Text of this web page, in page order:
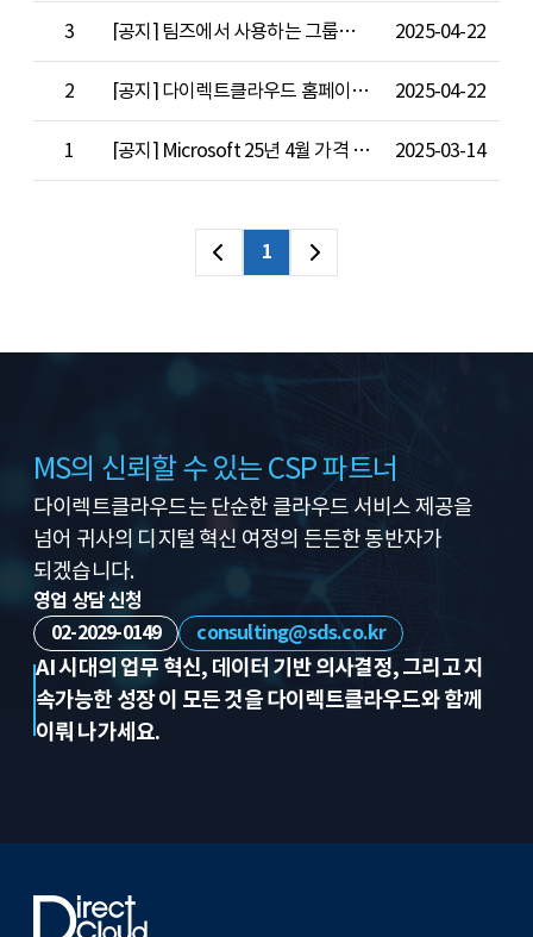
3 [공지] 팀즈에서 사용하는 그룹웨어 메일나라G 런칭 2025-04-22
2 [공지] 다이렉트클라우드 홈페이지 개편안내 2025-04-22
1 [공지] Microsoft 25년 4월 가격 조정 안내 2025-03-14
1
MS의 신뢰할 수 있는 CSP 파트너
다이렉트클라우드는 단순한 클라우드 서비스 제공을
넘어 귀사의 디지털 혁신 여정의 든든한 동반자가
되겠습니다.
영업 상담 신청
02-2029-0149
consulting@sds.co.kr
AI 시대의 업무 혁신, 데이터 기반 의사결정, 그리고 지
속가능한 성장이 모든 것을 다이렉트클라우드와 함께
이뤄 나가세요.